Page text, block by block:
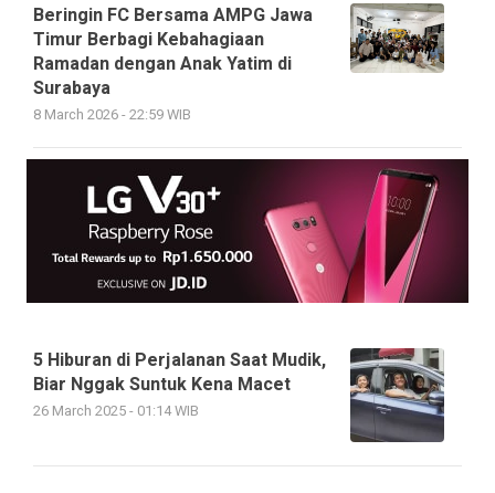
Beringin FC Bersama AMPG Jawa
Timur Berbagi Kebahagiaan
Ramadan dengan Anak Yatim di
Surabaya
8 March 2026 - 22:59 WIB
5 Hiburan di Perjalanan Saat Mudik,
Biar Nggak Suntuk Kena Macet
26 March 2025 - 01:14 WIB